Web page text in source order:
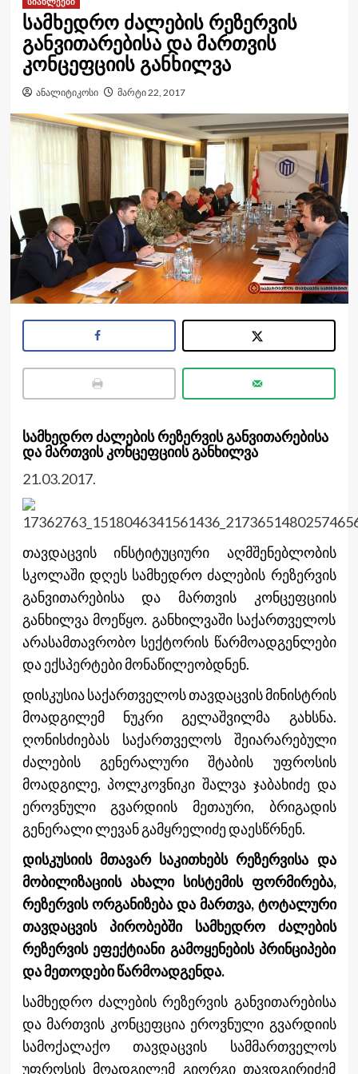
სამხედრო ძალების რეზერვის
განვითარებისა და მართვის
კონცეფციის განხილვა
ანალიტიკოსი მარტი 22, 2017
სამხედრო ძალების რეზერვის განვითარებისა
და მართვის კონცეფციის განხილვა
21.03.2017.
თავდაცვის ინსტიტუციური აღმშენებლობის
სკოლაში დღეს სამხედრო ძალების რეზერვის
განვითარებისა და მართვის კონცეფციის
განხილვა მოეწყო. განხილვაში საქართველოს
არასამთავრობო სექტორის წარმოადგენლები
და ექსპერტები მონაწილეობდნენ.
დისკუსია საქართველოს თავდაცვის მინისტრის
მოადგილემ ნუკრი გელაშვილმა გახსნა.
ღონისძიებას საქართველოს შეიარარებული
ძალების გენერალური შტაბის უფროსის
მოადგილე, პოლკოვნიკი შალვა ჯაბახიძე და
ეროვნული გვარდიის მეთაური, ბრიგადის
გენერალი ლევან გამყრელიძე დაესწრნენ.
დისკუსიის მთავარ საკითხებს რეზერვისა და
მობილიზაციის ახალი სისტემის ფორმირება,
რეზერვის ორგანიზება და მართვა, ტოტალური
თავდაცვის პირობებში სამხედრო ძალების
რეზერვის ეფექტიანი გამოყენების პრინციპები
და მეთოდები წარმოადგენდა.
სამხედრო ძალების რეზერვის განვითარებისა
და მართვის კონცეფცია ეროვნული გვარდიის
სამოქალაქო თავდაცვის სამმართველოს
უფროსის მოადგილემ გიორგი თავდგირიძემ